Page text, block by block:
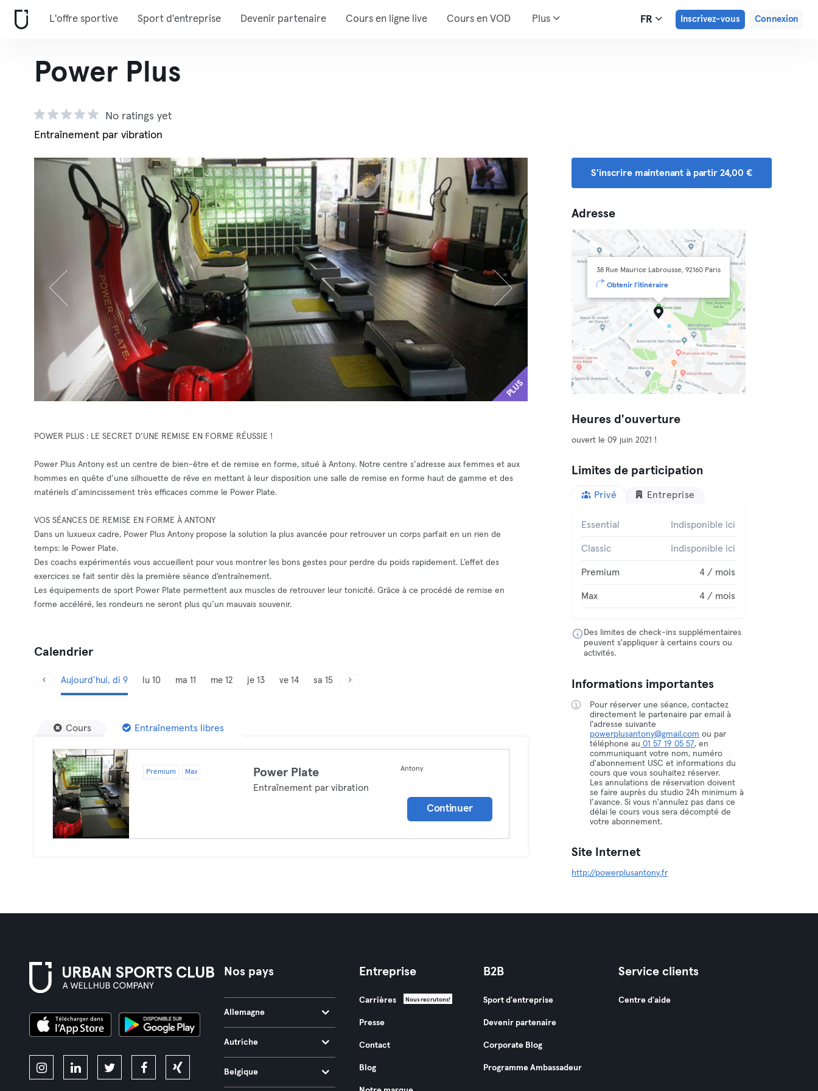
L'offre sportive Sport d'entreprise Devenir partenaire Cours en ligne live Cours en VOD Plus FR Inscrivez-vous Connexion
Power Plus
No ratings yet
Entraînement par vibration
PLUS
POWER PLUS : LE SECRET D’UNE REMISE EN FORME RÉUSSIE !
Power Plus Antony est un centre de bien-être et de remise en forme, situé à Antony. Notre centre s’adresse aux femmes et aux
hommes en quête d’une silhouette de rêve en mettant à leur disposition une salle de remise en forme haut de gamme et des
matériels d’amincissement très efficaces comme le Power Plate.
VOS SÉANCES DE REMISE EN FORME À ANTONY
Dans un luxueux cadre, Power Plus Antony propose la solution la plus avancée pour retrouver un corps parfait en un rien de
temps: le Power Plate.
Des coachs expérimentés vous accueillent pour vous montrer les bons gestes pour perdre du poids rapidement. L’effet des
exercices se fait sentir dès la première séance d’entraînement.
Les équipements de sport Power Plate permettent aux muscles de retrouver leur tonicité. Grâce à ce procédé de remise en
forme accéléré, les rondeurs ne seront plus qu’un mauvais souvenir.
Calendrier
Aujourd’hui, di 9 lu 10 ma 11 me 12 je 13 ve 14 sa 15
Cours Entraînements libres
Premium Max Power Plate
Entraînement par vibration
Antony
Continuer
S'inscrire maintenant à partir 24,00 €
Adresse
38 Rue Maurice Labrousse, 92160 Paris
Obtenir l'itinéraire
Heures d'ouverture
ouvert le 09 juin 2021 !
Limites de participation
Privé Entreprise
Essential Indisponible ici
Classic Indisponible ici
Premium 4 / mois
Max 4 / mois
Des limites de check-ins supplémentaires
peuvent s'appliquer à certains cours ou
activités.
Informations importantes
Pour réserver une séance, contactez
directement le partenaire par email à
l'adresse suivante
powerplusantony@gmail.com ou par
téléphone au 01 57 19 05 57, en
communiquant votre nom, numéro
d'abonnement USC et informations du
cours que vous souhaitez réserver.
Les annulations de réservation doivent
se faire auprès du studio 24h minimum à
l’avance. Si vous n'annulez pas dans ce
délai le cours vous sera décompté de
votre abonnement.
Site Internet
http://powerplusantony.fr
Nos pays
Allemagne
Autriche
Belgique
Entreprise
Carrières Nous recrutons!
Presse
Contact
Blog
B2B
Sport d'entreprise
Devenir partenaire
Corporate Blog
Programme Ambassadeur
Service clients
Centre d'aide